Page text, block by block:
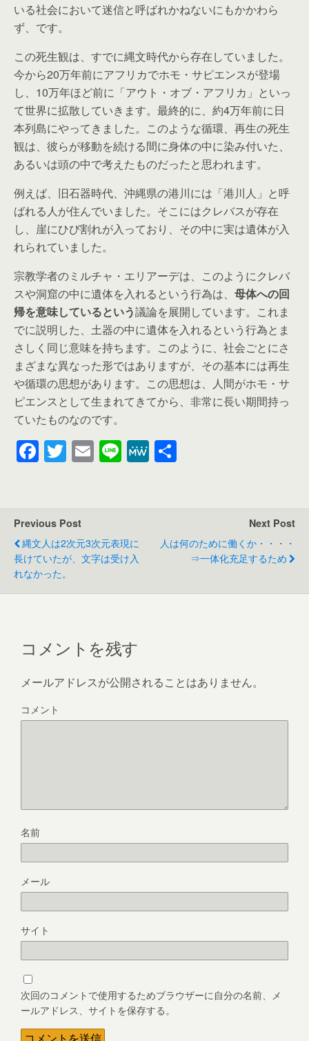
いる社会において迷信と呼ばれかねないにもかかわら
ず、です。
この死生観は、すでに縄文時代から存在していました。
今から20万年前にアフリカでホモ・サピエンスが登場
し、10万年ほど前に「アウト・オブ・アフリカ」といっ
て世界に拡散していきます。最終的に、約4万年前に日
本列島にやってきました。このような循環、再生の死生
観は、彼らが移動を続ける間に身体の中に染み付いた、
あるいは頭の中で考えたものだったと思われます。
例えば、旧石器時代、沖縄県の港川には「港川人」と呼
ばれる人が住んでいました。そこにはクレバスが存在
し、崖にひび割れが入っており、その中に実は遺体が入
れられていました。
宗教学者のミルチャ・エリアーデは、このようにクレバ
スや洞窟の中に遺体を入れるという行為は、 母体への回
帰を意味しているという議論を展開しています。これま
でに説明した、土器の中に遺体を入れるという行為とま
さしく同じ意味を持ちます。このように、社会ごとにさ
まざまな異なった形ではありますが、その基本には再生
や循環の思想があります。この思想は、人間がホモ・サ
ピエンスとして生まれてきてから、非常に長い期間持っ
ていたものなのです。
F
a
e
b
o
o
T
wi
er
E
m
Li
n
M
e
Previous Post
縄文人は2次元3次元表現に
長けていたが、文字は受け入
れなかった。
Next Post
人は何のために働くか・・・・
⇒一体化充足するため
コメントを残す
メールアドレスが公開されることはありません。
コメント
名前
メール
サイト
次回のコメントで使用するためブラウザーに自分の名前、メ
ールアドレス、サイトを保存する。